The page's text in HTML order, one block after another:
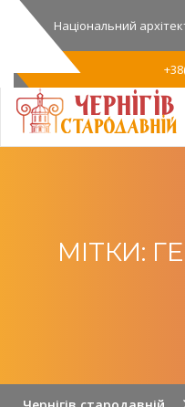
Національний
МІТКИ: